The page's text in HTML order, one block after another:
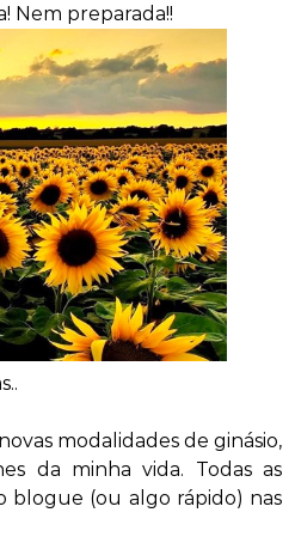
Nem preparada!!
modalidades de ginásio,
da minha vida. Todas as
blogue (ou algo rápido) nas